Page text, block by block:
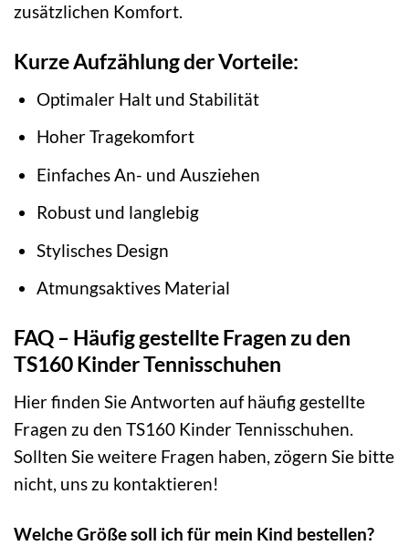
zusätzlichen Komfort.
Kurze Aufzählung der Vorteile:
Optimaler Halt und Stabilität
Hoher Tragekomfort
Einfaches An- und Ausziehen
Robust und langlebig
Stylisches Design
Atmungsaktives Material
FAQ – Häufig gestellte Fragen zu den
TS160 Kinder Tennisschuhen
Hier finden Sie Antworten auf häufig gestellte
Fragen zu den TS160 Kinder Tennisschuhen.
Sollten Sie weitere Fragen haben, zögern Sie bitte
nicht, uns zu kontaktieren!
Welche Größe soll ich für mein Kind bestellen?